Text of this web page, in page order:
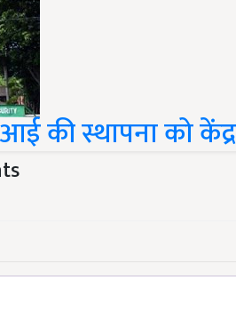
स्थापना को